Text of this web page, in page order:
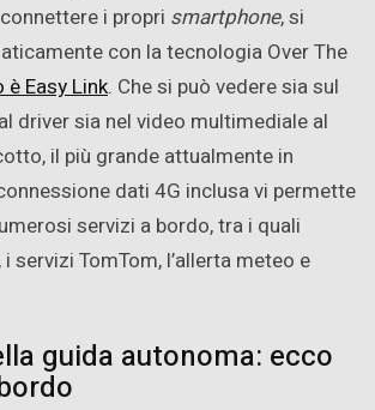
i propri smartphone, si
con la tecnologia Over The
Easy Link. Che si può vedere sia sul
driver sia nel video multimediale al
il più grande attualmente in
dati 4G inclusa vi permette
servizi a bordo, tra i quali
i servizi TomTom, l’allerta meteo e
guida autonoma: ecco